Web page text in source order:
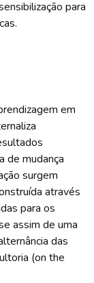
para
em
de mudança
surgem
através
para os
assim de uma
das
(on the